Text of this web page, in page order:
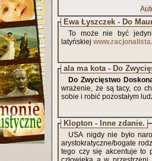
Ewa Łyszczek - Do
To może nie być
latyńskiej
ala ma kota
Do Zwycięstwo
wrażenie, że są tacy, co
sobie i robić pozostałym
Klopton - Inne zdanie.
USA nigdy nie było
arystokratyczne/bogate
tego czy się akcentuje to